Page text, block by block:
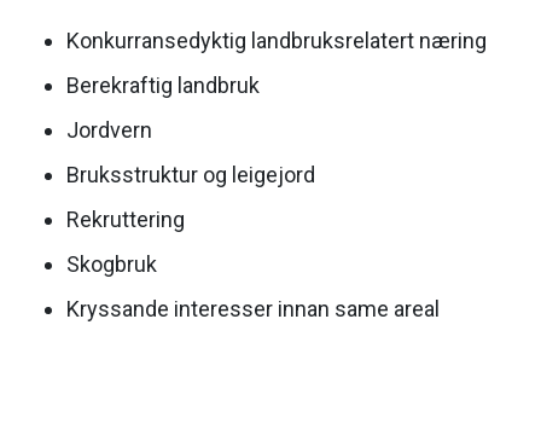
Konkurransedyktig landbruksrelatert næring
Berekraftig landbruk
Jordvern
Bruksstruktur og leigejord
Rekruttering
Skogbruk
Kryssande interesser innan same areal